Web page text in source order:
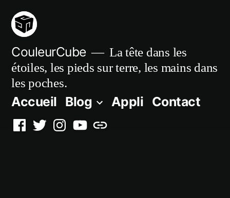
Aller
contenu
CouleurCube
La tête dans les
étoiles, les pieds sur terre, les mains dans
les poches.
Accueil Blog Appli Contact
Facebook
TwitterInstagram
YouTubeSimplybook